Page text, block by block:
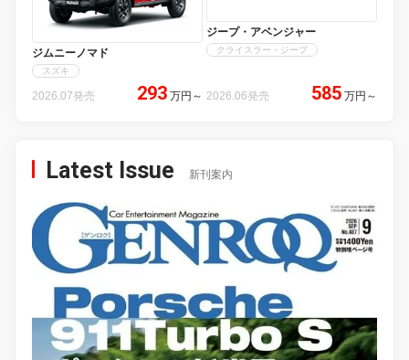
ジムニーノマド
スズキ
2026.07発売 293 万円 ～
ジープ・アベンジャー
クライスラー・ジープ
2026.06発売 585 万円 ～
Latest Issue 新刊案内